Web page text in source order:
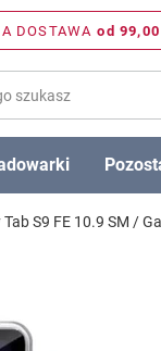
DOSTAWA od 99,00
S9 FE 10.9 SM /